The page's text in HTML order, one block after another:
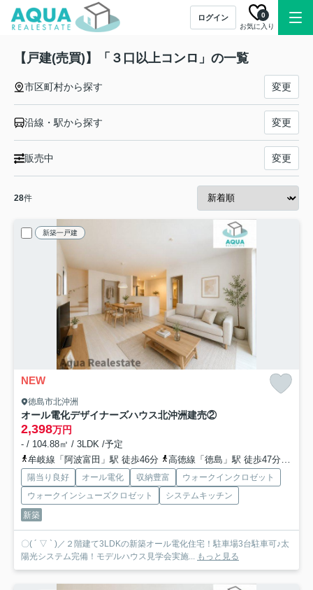
ログイン
お気に入り
0
【戸建(売買)】「３口以上コンロ」の一覧
市区町村から探す 変更
沿線・駅から探す 変更
販売中 変更
28件
新築一戸建
NEW
徳島市北沖洲
オール電化デザイナーズハウス北沖洲建売②
2,398万円
- / 104.88㎡ / 3LDK /予定
牟岐線「阿波富田」駅 徒歩46分
高徳線「徳島」駅 徒歩47分
陽当り良好 オール電化 収納豊富
ウォークインクロゼット
ウォークインシューズクロゼット
システムキッチン
新築
〇( ´ ▽ ` )／２階建て3LDKの新築オール電化住宅！駐車場3台駐車可♪太
陽光システム完備！モデルハウス見学会実施... もっと見る